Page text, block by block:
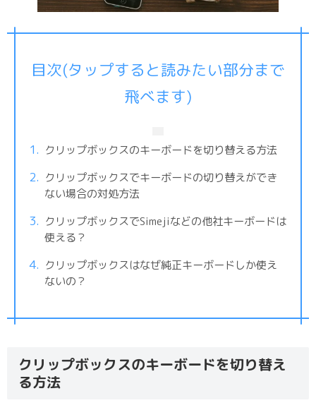
目次(タップすると読みたい部分まで
飛べます)
クリップボックスのキーボードを切り替える方法
クリップボックスでキーボードの切り替えができ
ない場合の対処方法
クリップボックスでSimejiなどの他社キーボードは
使える？
クリップボックスはなぜ純正キーボードしか使え
ないの？
クリップボックスのキーボードを切り替え
る方法